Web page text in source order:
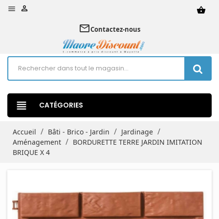
 shopping_basket

mail_outlineContactez-nous
view_headline CATÉGORIES
Accueil Bâti - Brico - Jardin
Jardinage
Aménagement
BORDURETTE TERRE JARDIN IMITATION
BRIQUE X 4